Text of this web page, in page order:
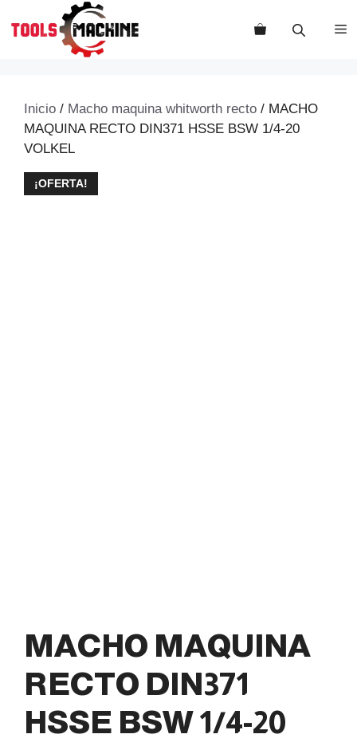
Inicio / Macho maquina whitworth recto / MACHO
MAQUINA RECTO DIN371 HSSE BSW 1/4-20
VOLKEL
¡OFERTA!
MACHO MAQUINA
RECTO DIN371
HSSE BSW 1/4-20